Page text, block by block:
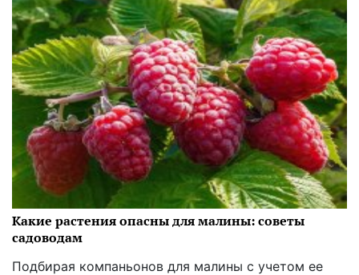
Какие растения опасны для малины: советы
садоводам
Подбирая компаньонов для малины с учетом ее